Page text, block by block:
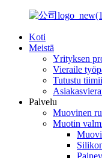
Koti
Meistä
Yrityksen
Vieraile
Tutustu
Palvelu
Muovinen
Muotin